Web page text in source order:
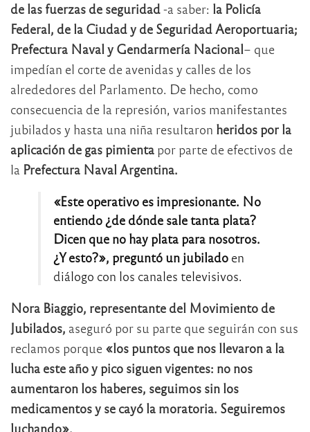
de las fuerzas de seguridad-a saber: la Policía
Federal, de la Ciudad y de Seguridad Aeroportuaria;
Prefectura Naval y Gendarmería Nacional– que
impedían el corte de avenidas y calles de los
alrededores del Parlamento. De hecho, como
consecuencia de la represión, varios manifestantes
jubilados y hasta una niña resultaron heridos por la
aplicación de gas pimienta por parte de efectivos de
la Prefectura Naval Argentina.
«Este operativo es impresionante. No
entiendo ¿de dónde sale tanta plata?
Dicen que no hay plata para nosotros.
¿Y esto?», preguntó un jubilado en
diálogo con los canales televisivos.
Nora Biaggio, representante del Movimiento de
Jubilados, aseguró por su parte que seguirán con sus
reclamos porque «los puntos que nos llevaron a la
lucha este año y pico siguen vigentes: no nos
aumentaron los haberes, seguimos sin los
medicamentos y se cayó la moratoria. Seguiremos
luchando».